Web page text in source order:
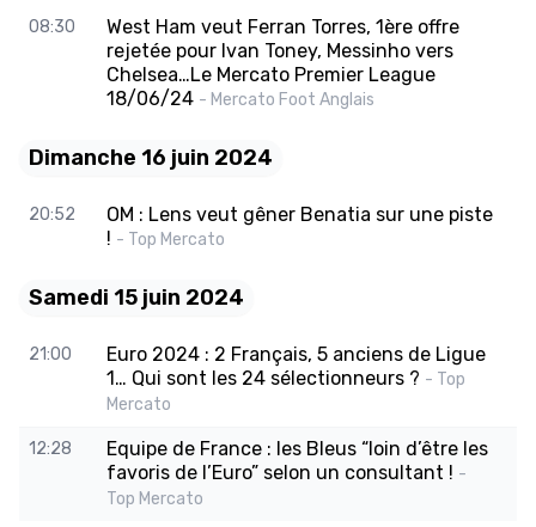
08:30
West Ham veut Ferran Torres, 1ère offre
rejetée pour Ivan Toney, Messinho vers
Chelsea…Le Mercato Premier League
18/06/24 - Mercato Foot Anglais
Dimanche 16 juin 2024
20:52
OM : Lens veut gêner Benatia sur une piste
! - Top Mercato
Samedi 15 juin 2024
21:00
Euro 2024 : 2 Français, 5 anciens de Ligue
1… Qui sont les 24 sélectionneurs ? - Top
Mercato
12:28
Equipe de France : les Bleus “loin d’être les
favoris de l’Euro” selon un consultant ! -
Top Mercato